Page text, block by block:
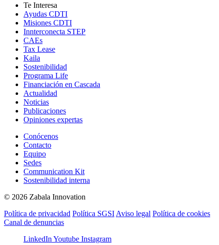
Te Interesa
Ayudas CDTI
Misiones CDTI
Innterconecta STEP
CAEs
Tax Lease
Kaila
Sostenibilidad
Programa Life
Financiación en Cascada
Actualidad
Noticias
Publicaciones
Opiniones expertas
Conócenos
Contacto
Equipo
Sedes
Communication Kit
Sostenibilidad interna
© 2026 Zabala Innovation
Política de privacidad Política SGSI Aviso legal Política de cookies
Canal de denuncias
LinkedIn Youtube Instagram